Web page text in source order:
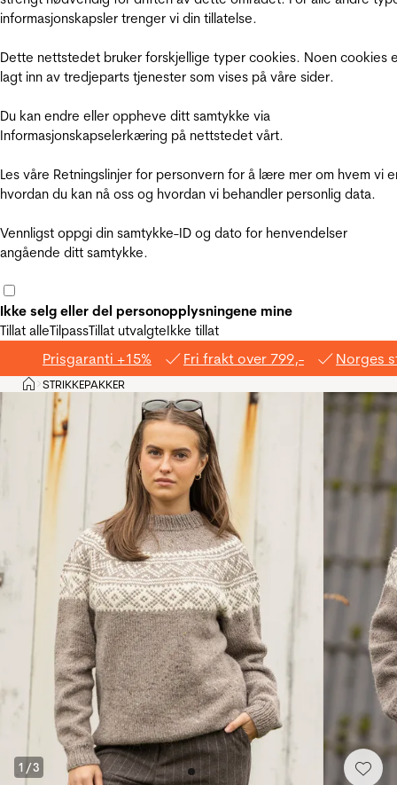
informasjonskapsler trenger vi din tillatelse.
Dette nettstedet bruker forskjellige typer cookies. Noen cookies
lagt inn av tredjeparts tjenester som vises på våre sider.
Du kan endre eller oppheve ditt samtykke via
Informasjonskapselerkæring på nettstedet vårt.
Les våre Retningslinjer for personvern for å lære mer om hvem vi
hvordan du kan nå oss og hvordan vi behandler personlig data.
Vennligst oppgi din samtykke-ID og dato for henvendelser
angående ditt samtykke.
Ikke selg eller del personopplysningene mine
Tillat alleTilpassTillat utvalgteIkke tillat
Prisgaranti +15% Fri frakt over 799,- Norges
Hjem
>STRIKKEPAKKER
1 /3